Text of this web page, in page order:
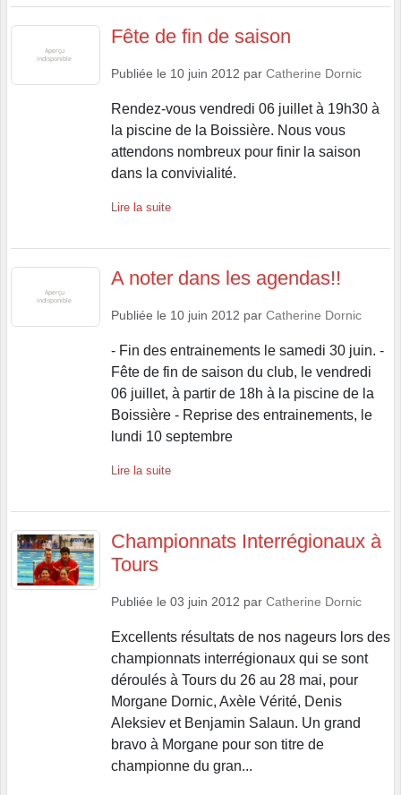
Fête de fin de saison
Publiée le 10 juin 2012 par Catherine Dornic
Rendez-vous vendredi 06 juillet à 19h30 à
la piscine de la Boissière. Nous vous
attendons nombreux pour finir la saison
dans la convivialité.
Lire la suite
A noter dans les agendas!!
Publiée le 10 juin 2012 par Catherine Dornic
- Fin des entrainements le samedi 30 juin. -
Fête de fin de saison du club, le vendredi
06 juillet, à partir de 18h à la piscine de la
Boissière - Reprise des entrainements, le
lundi 10 septembre
Lire la suite
Championnats Interrégionaux à
Tours
Publiée le 03 juin 2012 par Catherine Dornic
Excellents résultats de nos nageurs lors des
championnats interrégionaux qui se sont
déroulés à Tours du 26 au 28 mai, pour
Morgane Dornic, Axèle Vérité, Denis
Aleksiev et Benjamin Salaun. Un grand
bravo à Morgane pour son titre de
championne du gran...